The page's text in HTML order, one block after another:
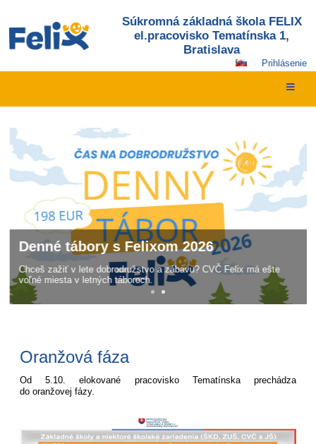
Súkromná základná škola FELIX
el.pracovisko Tematínska 1,
Bratislava
Prihlásenie
Hlavná
stránka
Denné tábory s Felixom 2026
Chceš zažiť v lete dobrodružstvo a zábavu? CVČ Felix má ešte
voľné miesta v letných táboroch.
Oranžová fáza
Od 5.10. elokované pracovisko Tematínska prechádza
do oranžovej fázy.